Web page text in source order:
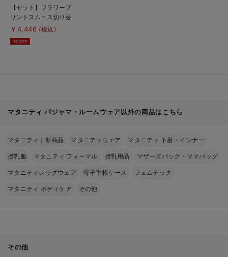
商
品
詳
を
見
る
【セット】フラワープ
リントスムース切り替
えワンピ＆レギンスパ
授乳パジャマ
￥4,446 (税込)
5%OFF
マタニティ パジャマ・ルームウェア以外の商品はこちら
マタニティ｜新商品 マタニティウェア マタニティ 下着・インナー
授乳服 マタニティ フォーマル 授乳用品 マザーズバッグ・ママバッグ
マタニティレッグウェア 母子手帳ケース フェムテック
マタニティ ボディケア その他
その他